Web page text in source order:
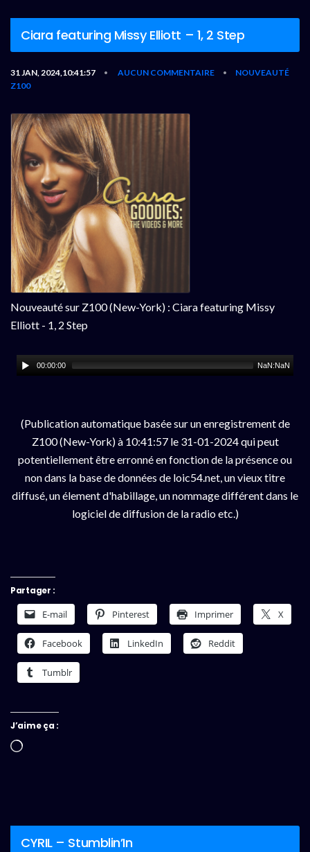
Ciara featuring Missy Elliott – 1, 2 Step
31 JAN, 2024,10:41:57 • AUCUN COMMENTAIRE •
NOUVEAUTÉ
Z100
Nouveauté sur Z100 (New-York) : Ciara featuring Missy
Elliott - 1, 2 Step
00:00:00 NaN:NaN
(Publication automatique basée sur un enregistrement de
Z100 (New-York) à 10:41:57 le 31-01-2024 qui peut
potentiellement être erronné en fonction de la présence ou
non dans la base de données de loic54.net, un vieux titre
diffusé, un élement d'habillage, un nommage différent dans le
logiciel de diffusion de la radio etc.)
Partager :
E-mail Pinterest Imprimer X
Facebook LinkedIn Reddit
Tumblr
J’aime ça :
Chargement…
CYRIL – Stumblin’In